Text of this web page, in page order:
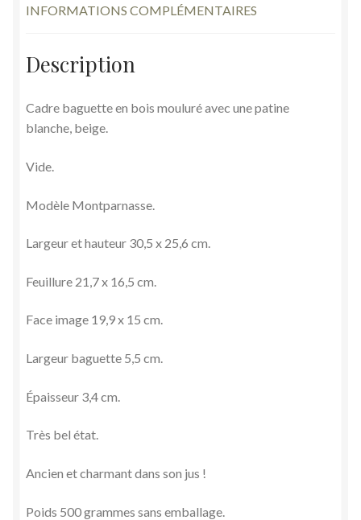
INFORMATIONS COMPLÉMENTAIRES
Description
Cadre baguette en bois mouluré avec une patine
blanche, beige.
Vide.
Modèle Montparnasse.
Largeur et hauteur 30,5 x 25,6 cm.
Feuillure 21,7 x 16,5 cm.
Face image 19,9 x 15 cm.
Largeur baguette 5,5 cm.
Épaisseur 3,4 cm.
Très bel état.
Ancien et charmant dans son jus !
Poids 500 grammes sans emballage.